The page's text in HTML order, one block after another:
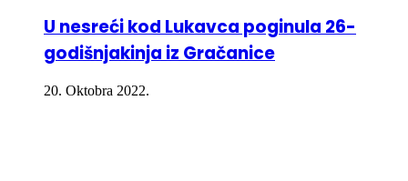
U nesreći kod Lukavca poginula 26-
godišnjakinja iz Gračanice
20. Oktobra 2022.